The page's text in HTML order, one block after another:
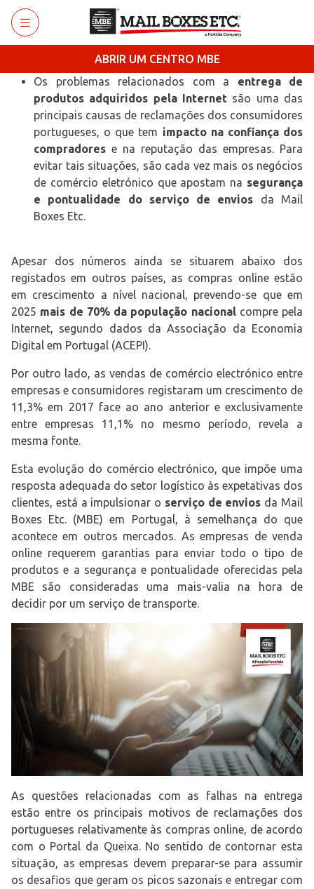
Saltar para o conteúdo principal
ABRIR UM CENTRO MBE
Os problemas relacionados com a entrega de
produtos adquiridos pela Internet são uma das
principais causas de reclamações dos consumidores
portugueses, o que tem impacto na confiança dos
compradores e na reputação das empresas. Para
evitar tais situações, são cada vez mais os negócios
de comércio eletrónico que apostam na segurança
e pontualidade do serviço de envios da Mail
Boxes Etc.
Apesar dos números ainda se situarem abaixo dos
registados em outros países, as compras online estão
em crescimento a nível nacional, prevendo-se que em
2025 mais de 70% da população nacionalcompre pela
Internet, segundo dados da Associação da Economia
Digital em Portugal (ACEPI).
Por outro lado, as vendas de comércio electrónico entre
empresas e consumidores registaram um crescimento de
11,3% em 2017 face ao ano anterior e exclusivamente
entre empresas 11,1% no mesmo período, revela a
mesma fonte.
Esta evolução do comércio electrónico, que impõe uma
resposta adequada do setor logístico às expetativas dos
clientes, está a impulsionar o serviço de envios da Mail
Boxes Etc. (MBE) em Portugal, à semelhança do que
acontece em outros mercados. As empresas de venda
online requerem garantias para enviar todo o tipo de
produtos e a segurança e pontualidade oferecidas pela
MBE são consideradas uma mais-valia na hora de
decidir por um serviço de transporte.
As questões relacionadas com as falhas na entrega
estão entre os principais motivos de reclamações dos
portugueses relativamente às compras online, de acordo
com o Portal da Queixa. No sentido de contornar esta
situação, as empresas devem preparar-se para assumir
os desafios que geram os picos sazonais e entregar com